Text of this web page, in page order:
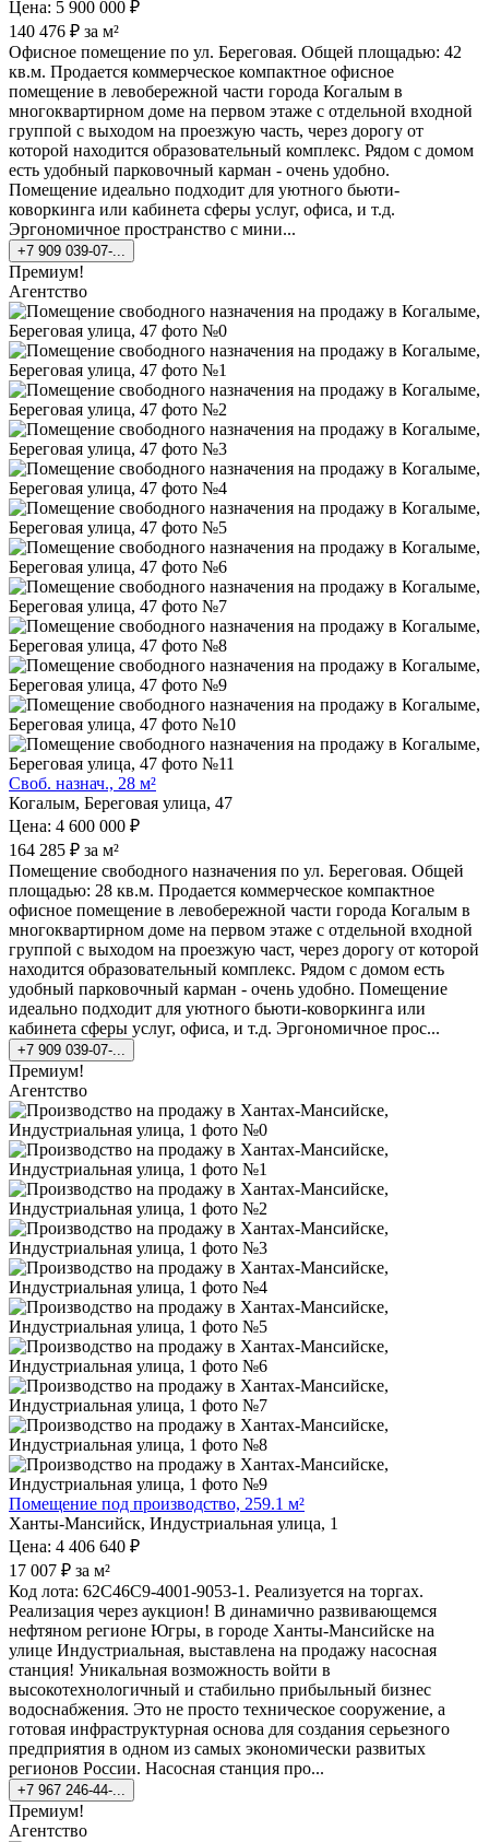
Цена: 5 900 000 ₽
140 476 ₽ за м²
Офисное помещение по ул. Береговая. Общей площадью: 42
кв.м. Продается коммерческое компактное офисное
помещение в левобережной части города Когалым в
многоквартирном доме на первом этаже с отдельной входной
группой с выходом на проезжую часть, через дорогу от
которой находится образовательный комплекс. Рядом с домом
есть удобный парковочный карман - очень удобно.
Помещение идеально подходит для уютного бьюти-
коворкинга или кабинета сферы услуг, офиса, и т.д.
Эргономичное пространство с мини...
+7 909 039-07-...
Премиум!
Агентство
Своб. назнач., 28 м²
Когалым, Береговая улица, 47
Цена: 4 600 000 ₽
164 285 ₽ за м²
Помещение свободного назначения по ул. Береговая. Общей
площадью: 28 кв.м. Продается коммерческое компактное
офисное помещение в левобережной части города Когалым в
многоквартирном доме на первом этаже с отдельной входной
группой с выходом на проезжую част, через дорогу от которой
находится образовательный комплекс. Рядом с домом есть
удобный парковочный карман - очень удобно. Помещение
идеально подходит для уютного бьюти-коворкинга или
кабинета сферы услуг, офиса, и т.д. Эргономичное прос...
+7 909 039-07-...
Премиум!
Агентство
Помещение под производство, 259.1 м²
Ханты-Мансийск, Индустриальная улица, 1
Цена: 4 406 640 ₽
17 007 ₽ за м²
Код лота: 62C46C9-4001-9053-1. Реализуется на торгах.
Реализация через аукцион! В динамично развивающемся
нефтяном регионе Югры, в городе Ханты-Мансийске на
улице Индустриальная, выставлена на продажу насосная
станция! Уникальная возможность войти в
высокотехнологичный и стабильно прибыльный бизнес
водоснабжения. Это не просто техническое сооружение, а
готовая инфраструктурная основа для создания серьезного
предприятия в одном из самых экономически развитых
регионов России. Насосная станция про...
+7 967 246-44-...
Премиум!
Агентство